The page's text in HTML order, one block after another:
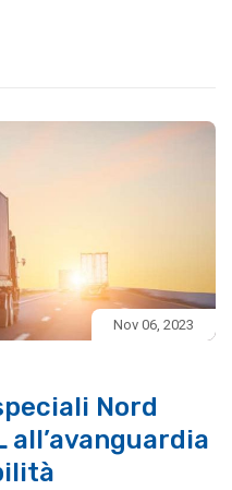
Nov 06, 2023
Nord
all’avanguardia